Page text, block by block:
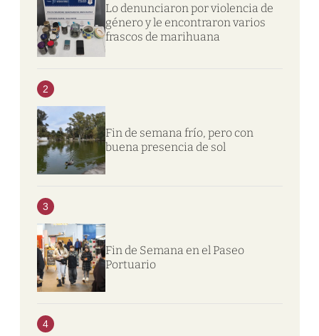
Lo denunciaron por violencia de
género y le encontraron varios
frascos de marihuana
2
Fin de semana frío, pero con
buena presencia de sol
3
Fin de Semana en el Paseo
Portuario
4